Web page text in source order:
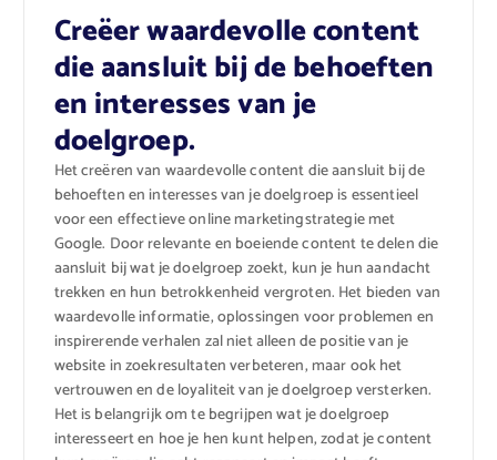
Creëer waardevolle content
die aansluit bij de behoeften
en interesses van je
doelgroep.
Het creëren van waardevolle content die aansluit bij de
behoeften en interesses van je doelgroep is essentieel
voor een effectieve online marketingstrategie met
Google. Door relevante en boeiende content te delen die
aansluit bij wat je doelgroep zoekt, kun je hun aandacht
trekken en hun betrokkenheid vergroten. Het bieden van
waardevolle informatie, oplossingen voor problemen en
inspirerende verhalen zal niet alleen de positie van je
website in zoekresultaten verbeteren, maar ook het
vertrouwen en de loyaliteit van je doelgroep versterken.
Het is belangrijk om te begrijpen wat je doelgroep
interesseert en hoe je hen kunt helpen, zodat je content